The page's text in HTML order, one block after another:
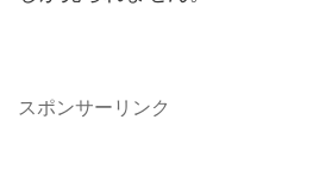
スポンサーリンク